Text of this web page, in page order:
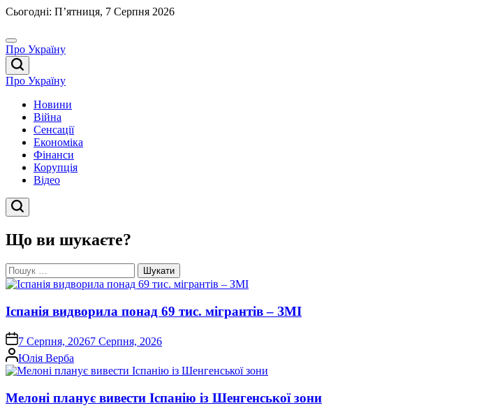
Перейти
вмісту
Сьогодні: П’ятниця, 7 Серпня 2026
Про Україну
Про Україну
Новини
Війна
Сенсації
Економіка
Фінанси
Корупція
Відео
Що ви шукаєте?
Пошук:
Іспанія видворила понад 69 тис. мігрантів – ЗМІ
on 7 Серпня, 20267 Серпня, 2026
Опубліковано
Юлія Верба
Мелоні планує вивести Іспанію із Шенгенської зони